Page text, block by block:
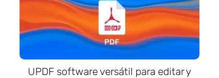
UPDF software versátil para editar y